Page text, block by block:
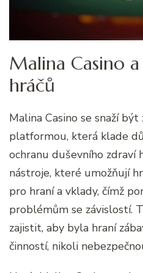
Malina Casino
hráčů
Malina Casino se snaží
platformou, která klade
ochranu duševního zdraví
nástroje, které umožňují
pro hraní a vklady, čímž
problémům se závislostí.
zajistit, aby byla hraní
činností, nikoli